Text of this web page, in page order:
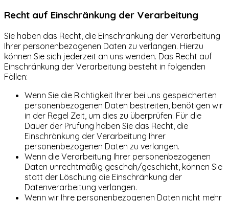
Recht auf Einschränkung der Verarbeitung
Sie haben das Recht, die Einschränkung der Verarbeitung
Ihrer personenbezogenen Daten zu verlangen. Hierzu
können Sie sich jederzeit an uns wenden. Das Recht auf
Einschränkung der Verarbeitung besteht in folgenden
Fällen:
Wenn Sie die Richtigkeit Ihrer bei uns gespeicherten
personenbezogenen Daten bestreiten, benötigen wir
in der Regel Zeit, um dies zu überprüfen. Für die
Dauer der Prüfung haben Sie das Recht, die
Einschränkung der Verarbeitung Ihrer
personenbezogenen Daten zu verlangen.
Wenn die Verarbeitung Ihrer personenbezogenen
Daten unrechtmäßig geschah/geschieht, können Sie
statt der Löschung die Einschränkung der
Datenverarbeitung verlangen.
Wenn wir Ihre personenbezogenen Daten nicht mehr